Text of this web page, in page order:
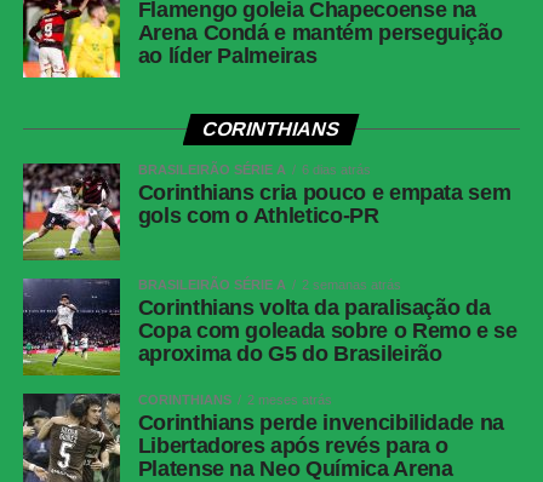
Flamengo goleia Chapecoense na
Arena Condá e mantém perseguição
ao líder Palmeiras
CORINTHIANS
BRASILEIRÃO SÉRIE A 6 dias atrás
Corinthians cria pouco e empata sem
gols com o Athletico-PR
BRASILEIRÃO SÉRIE A 2 semanas atrás
Corinthians volta da paralisação da
Copa com goleada sobre o Remo e se
aproxima do G5 do Brasileirão
CORINTHIANS 2 meses atrás
Corinthians perde invencibilidade na
Libertadores após revés para o
Platense na Neo Química Arena